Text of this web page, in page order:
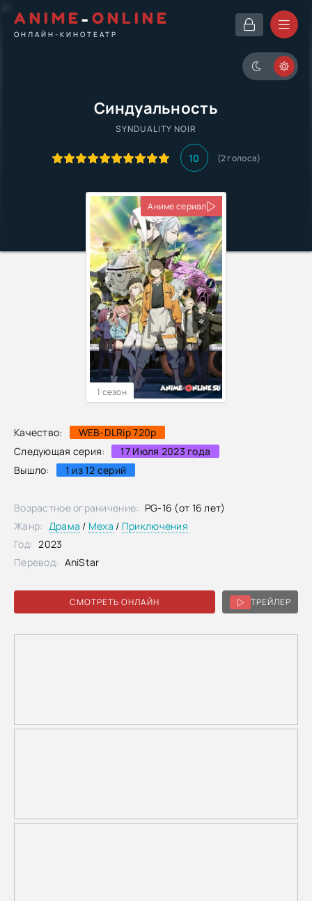
ANIME- ONLINE
ОНЛАЙН-КИНОТЕАТР
Синдуальность
SYNDUALITY NOIR
10 (2голоса)
Качество:
WEB-DLRip 720p
Следующая серия:
17 Июля 2023 года
Вышло:
1 из 12 серий
Аниме сериал
1 сезон
СМОТРЕТЬ ОНЛАЙН ТРЕЙЛЕР
Возрастное ограничение: PG-16 (от 16 лет)
Жанр: Драма / Меха / Приключения
Год: 2023
Перевод: AniStar